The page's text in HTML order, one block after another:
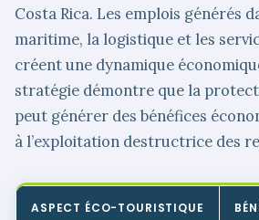
Costa Rica. Les emplois générés
maritime, la logistique et les
créent une dynamique
stratégie démontre que la
peut générer des bénéfices
à l’exploitation destructrice des
ASPECT ÉCO-TOURISTIQUE